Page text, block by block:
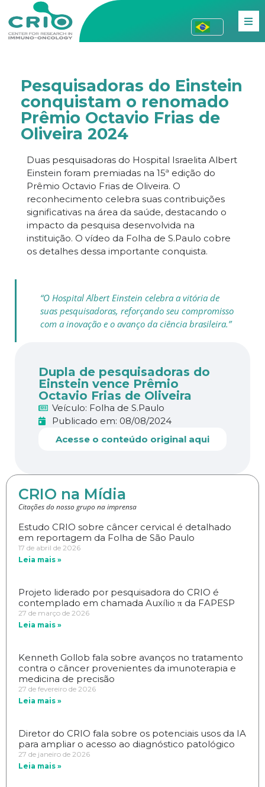
Pesquisadoras do Einstein
conquistam o renomado
Prêmio Octavio Frias de
Oliveira 2024
Duas pesquisadoras do Hospital Israelita Albert
Einstein foram premiadas na 15ª edição do
Prêmio Octavio Frias de Oliveira. O
reconhecimento celebra suas contribuições
significativas na área da saúde, destacando o
impacto da pesquisa desenvolvida na
instituição. O vídeo da Folha de S.Paulo cobre
os detalhes dessa importante conquista.
“O Hospital Albert Einstein celebra a vitória de
suas pesquisadoras, reforçando seu compromisso
com a inovação e o avanço da ciência brasileira.”
Dupla de pesquisadoras do
Einstein vence Prêmio
Octavio Frias de Oliveira
Veículo: Folha de S.Paulo
Publicado em: 08/08/2024
Acesse o conteúdo original aqui
CRIO na Mídia
Citações do nosso grupo na imprensa
Estudo CRIO sobre câncer cervical é detalhado
em reportagem da Folha de São Paulo
17 de abril de 2026
Leia mais »
Projeto liderado por pesquisadora do CRIO é
contemplado em chamada Auxílio π da FAPESP
27 de março de 2026
Leia mais »
Kenneth Gollob fala sobre avanços no tratamento
contra o câncer provenientes da imunoterapia e
medicina de precisão
27 de fevereiro de 2026
Leia mais »
Diretor do CRIO fala sobre os potenciais usos da IA
para ampliar o acesso ao diagnóstico patológico
27 de janeiro de 2026
Leia mais »